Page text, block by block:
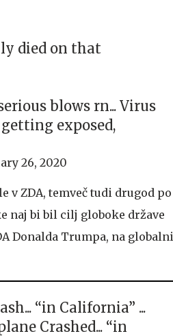
died on that
blows rn... Virus
exposed,
26, 2020
v ZDA, temveč tudi drugod po
naj bi bil cilj globoke države
Donalda Trumpa, na globalni
“in California” ...
Crashed... “in